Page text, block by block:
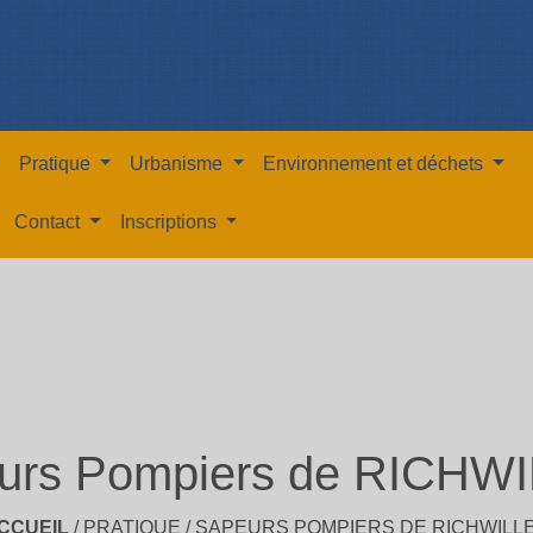
Pratique Urbanisme Environnement et déchets
Contact Inscriptions
Pompiers de
/ PRATIQUE / SAPEURS POMPIERS DE